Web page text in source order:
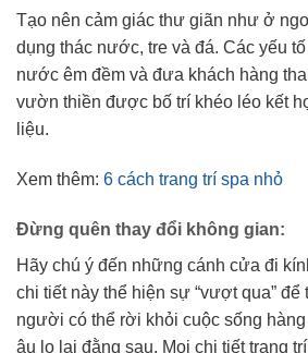
Tạo nên cảm giác thư giãn như ở
dụng thác nước, tre và đá. Các yếu
nước êm đềm và đưa khách hàng
vườn thiền được bố trí khéo léo kết
liệu.
Xem thêm: 6 cách trang trí spa nhỏ
Đừng quên thay đổi không gian:
Hãy chú ý đến những cánh cửa đi
chi tiết này thể hiện sự “vượt qua”
người có thể rời khỏi cuộc sống
âu lo lại đằng sau. Mọi chi tiết trang